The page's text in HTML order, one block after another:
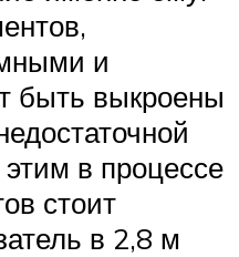
и
быть выкроены
в процессе
стоит
в 2,8 м